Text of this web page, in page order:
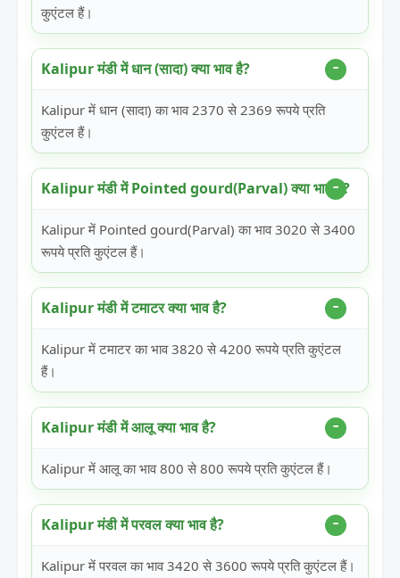
कुएंटल हैं।
Kalipur मंडी में धान (सादा) क्या भाव है?
Kalipur में धान (सादा) का भाव 2370 से 2369 रूपये प्रति
कुएंटल हैं।
Kalipur मंडी में Pointed gourd(Parval) क्या भाव है?
Kalipur में Pointed gourd(Parval) का भाव 3020 से 3400
रूपये प्रति कुएंटल हैं।
Kalipur मंडी में टमाटर क्या भाव है?
Kalipur में टमाटर का भाव 3820 से 4200 रूपये प्रति कुएंटल
हैं।
Kalipur मंडी में आलू क्या भाव है?
Kalipur में आलू का भाव 800 से 800 रूपये प्रति कुएंटल हैं।
Kalipur मंडी में परवल क्या भाव है?
Kalipur में परवल का भाव 3420 से 3600 रूपये प्रति कुएंटल हैं।